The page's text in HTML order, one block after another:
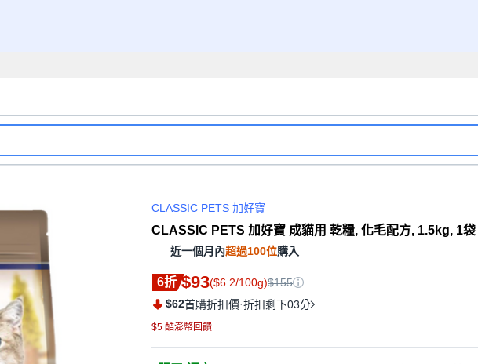
CLASSIC PETS 加好寶
CLASSIC PETS 加好寶 成貓用 乾糧, 化毛配方, 1.5kg, 1袋
近一個月內超過100位購入
6折 $93($6.2/100g)$155
$62首購折扣價·折扣剩下03分
$5 酷澎幣回饋